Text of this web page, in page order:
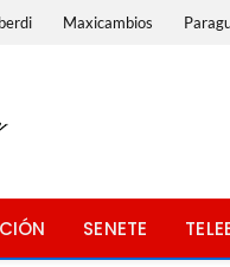
Maxicambios
SENETE